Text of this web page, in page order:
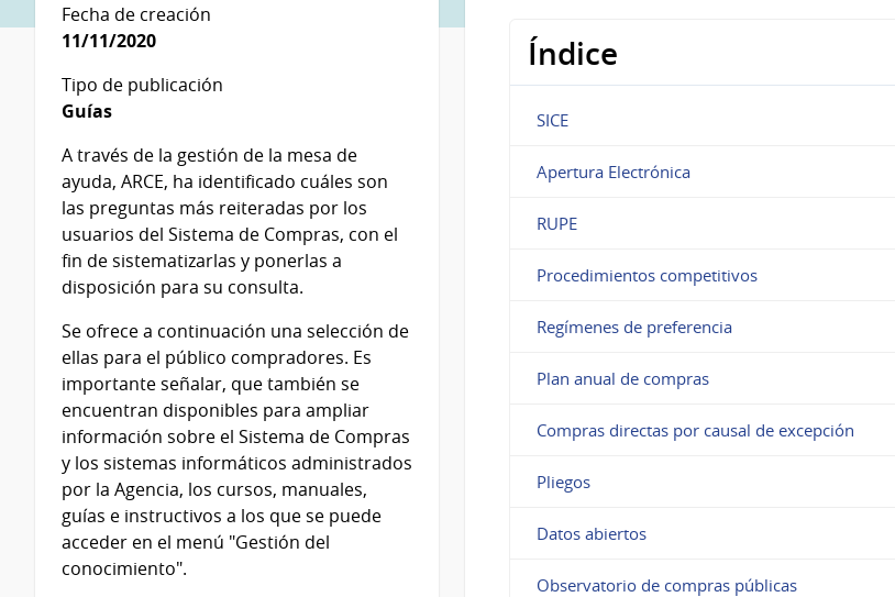
Fecha de creación
11/11/2020
Tipo de publicación
Guías
A través de la gestión de la mesa de
ayuda, ARCE, ha identificado cuáles son
las preguntas más reiteradas por los
usuarios del Sistema de Compras, con el
fin de sistematizarlas y ponerlas a
disposición para su consulta.
Se ofrece a continuación una selección de
ellas para el público compradores. Es
importante señalar, que también se
encuentran disponibles para ampliar
información sobre el Sistema de Compras
y los sistemas informáticos administrados
por la Agencia, los cursos, manuales,
guías e instructivos a los que se puede
acceder en el menú "Gestión del
conocimiento".
Índice
SICE
Apertura Electrónica
RUPE
Procedimientos competitivos
Regímenes de preferencia
Plan anual de compras
Compras directas por causal de excepción
Pliegos
Datos abiertos
Observatorio de compras públicas